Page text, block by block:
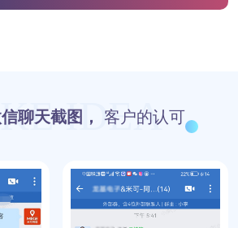
IDEA
聊天截图， 客户的认可